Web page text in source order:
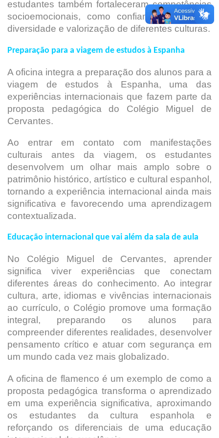
estudantes também fortaleceram competências
socioemocionais, como confiança, respeito à
diversidade e valorização de diferentes culturas.
Preparação para a viagem de estudos à Espanha
A oficina integra a preparação dos alunos para a
viagem de estudos à Espanha, uma das
experiências internacionais que fazem parte da
proposta pedagógica do Colégio Miguel de
Cervantes.
Ao entrar em contato com manifestações
culturais antes da viagem, os estudantes
desenvolvem um olhar mais amplo sobre o
patrimônio histórico, artístico e cultural espanhol,
tornando a experiência internacional ainda mais
significativa e favorecendo uma aprendizagem
contextualizada.
Educação internacional que vai além da sala de aula
No Colégio Miguel de Cervantes, aprender
significa viver experiências que conectam
diferentes áreas do conhecimento. Ao integrar
cultura, arte, idiomas e vivências internacionais
ao currículo, o Colégio promove uma formação
integral, preparando os alunos para
compreender diferentes realidades, desenvolver
pensamento crítico e atuar com segurança em
um mundo cada vez mais globalizado.
A oficina de flamenco é um exemplo de como a
proposta pedagógica transforma o aprendizado
em uma experiência significativa, aproximando
os estudantes da cultura espanhola e
reforçando os diferenciais de uma educação